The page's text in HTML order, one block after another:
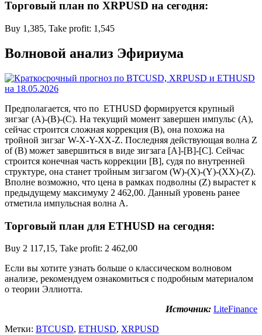
Торговый план по XRPUSD на сегодня:
Buy 1,385, Take profit: 1,545
Волновой анализ Эфириума
Предполагается, что по ETHUSD формируется крупный
зигзаг (A)-(B)-(C). На текущий момент завершен импульс (A),
сейчас строится сложная коррекция (B), она похожа на
тройной зигзаг W-X-Y-XX-Z. Последняя действующая волна Z
of (B) может завершиться в виде зигзага [A]-[B]-[C]. Сейчас
строится конечная часть коррекции [B], судя по внутренней
структуре, она станет тройным зигзагом (W)-(X)-(Y)-(XX)-(Z).
Вполне возможно, что цена в рамках подволны (Z) вырастет к
предыдущему максимуму 2 462,00. Данный уровень ранее
отметила импульсная волна A.
Торговый план для ETHUSD на сегодня:
Buy 2 117,15, Take profit: 2 462,00
Если вы хотите узнать больше о классическом волновом
анализе, рекомендуем ознакомиться с подробным материалом
о теории Эллиотта.
Источник: LiteFinance
Метки: BTCUSD, ETHUSD, XRPUSD